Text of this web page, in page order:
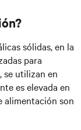
sólidas, en la
para
se utilizan en
es elevada en
alimentación son